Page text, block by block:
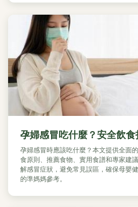
孕婦感冒吃什麼？安全飲
孕婦感冒時應該吃什麼？本文提供全面
食原則、推薦食物、實用食譜和專家建
解感冒症狀，避免常見誤區，確保母嬰
的準媽媽參考。